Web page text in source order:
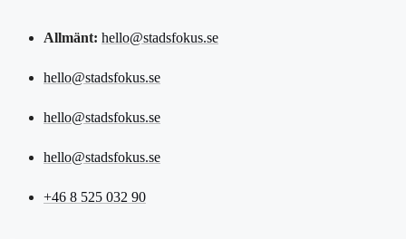
Allmänt: hello@stadsfokus.se
hello@stadsfokus.se
hello@stadsfokus.se
hello@stadsfokus.se
+46 8 525 032 90